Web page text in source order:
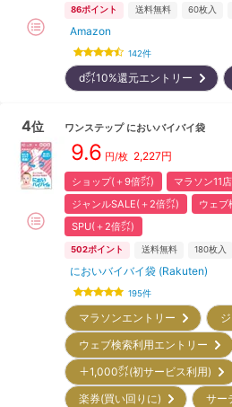
86ポイント 送料無料 60枚入
Amazon
142件
d㌽10%還元エントリー
4位 ワンステップ においバイバイ袋
9.6 円/枚 2,227円
ショップ(＋9倍㌽)
マラソン11
ジャンルSALE(＋2倍㌽)
ウェブ
SPU(＋2倍㌽)
502ポイント 送料無料 180枚入
においバイバイ袋 (Rakuten)
195件
マラソンエントリー
ウェブ検索利用エントリー
＋1,000㌽(初サービス利用)
楽券(買い回りに)
サー